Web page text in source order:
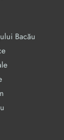
Bacău